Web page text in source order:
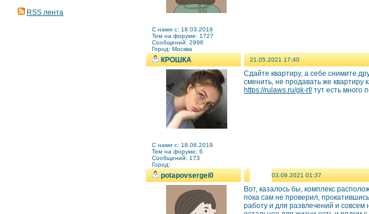
RSS лента
C нами с: 18.03.2019
Тем на форуме: 1727
Сообщений: 2996
Город: Москва
КРОШКА 21.05.2021 17:40
C нами с: 18.06.2019
Тем на форуме: 6
Сообщений: 173
Город:
Сдайте квартиру, а себе снимите
сменить, не продавать же
https://rulaws.ru/gk-rf/тут есть много
potapovsergei0 03.09.2021 01:37
Вот, казалось бы, комплекс
пока сам не проверил,
работу и для развлечений и совсем